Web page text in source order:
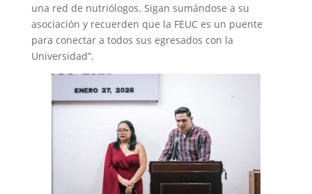
una red de nutriólogos. Sigan sumándose a su
asociación y recuerden que la FEUC es un puente
para conectar a todos sus egresados con la
Universidad”.